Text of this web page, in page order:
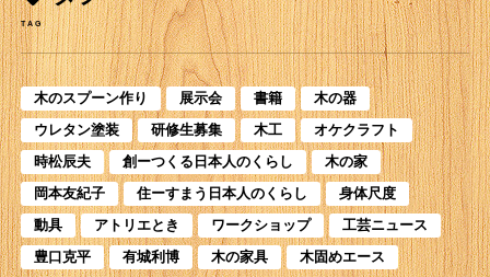
TAG
木のスプーン作り 展示会 書籍
木の器
ウレタン塗装
研修生募集 木工
オケクラフト
時松辰夫
創ーつくる日本人のくらし
木の家
岡本友紀子
住ーすまう日本人のくらし
身体尺度
動具
アトリエとき ワークショップ
工芸ニュース
豊口克平
有城利博 木の家具
木固めエース